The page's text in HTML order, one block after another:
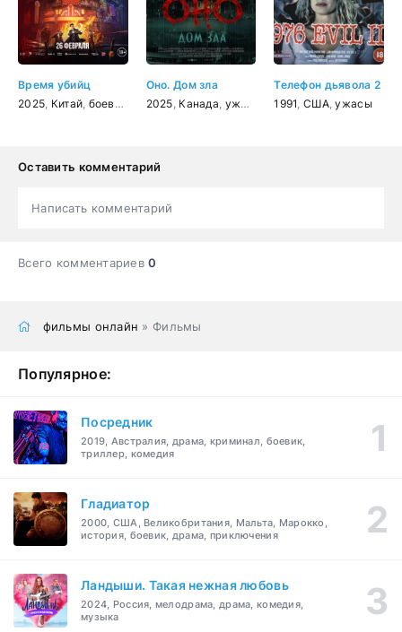
Время убийц
2025 Китай боевик драма, военный ,история
Оно. Дом зла
2025 Канада ужасы
Телефон дьявола 2
1991 США,ужасы
Оставить комментарий
Написать комментарий
Всего комментариев0
фильмы онлайн » Фильмы
Популярное:
Посредник
2019, Австралия, драма, криминал, боевик,
триллер, комедия
Гладиатор
2000, США, Великобритания, Мальта, Марокко,
история, боевик, драма, приключения
Ландыши. Такая нежная любовь
2024, Россия, мелодрама, драма, комедия,
музыка